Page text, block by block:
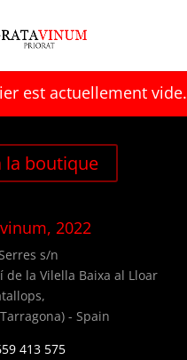
est actuellement vide.
la boutique
2022
s/n
de la Vilella Baixa al Lloar
- Spain
413 575